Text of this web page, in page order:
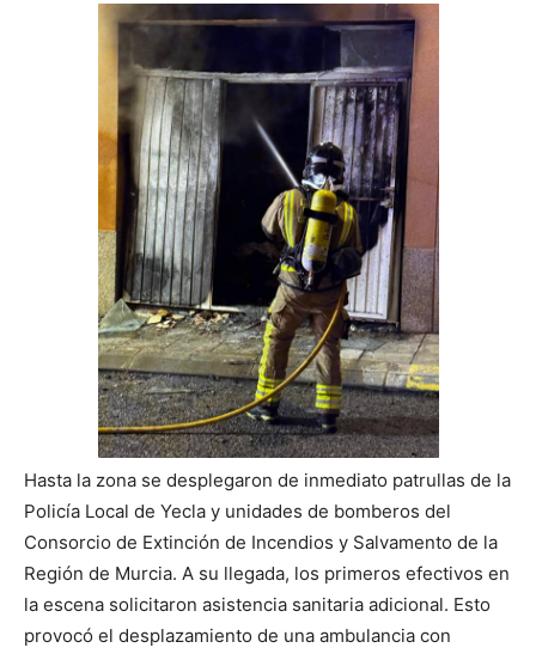
Hasta la zona se desplegaron de inmediato patrullas de la
Policía Local de Yecla y unidades de bomberos del
Consorcio de Extinción de Incendios y Salvamento de la
Región de Murcia. A su llegada, los primeros efectivos en
la escena solicitaron asistencia sanitaria adicional. Esto
provocó el desplazamiento de una ambulancia con